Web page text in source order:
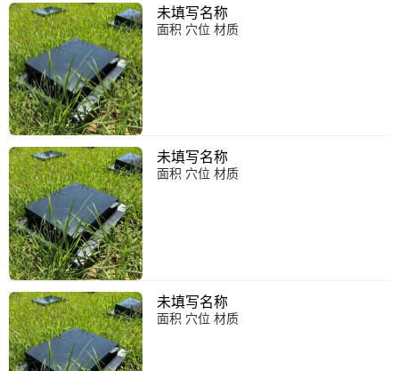
未填写名称
面积 穴位 材质
未填写名称
面积 穴位 材质
未填写名称
面积 穴位 材质